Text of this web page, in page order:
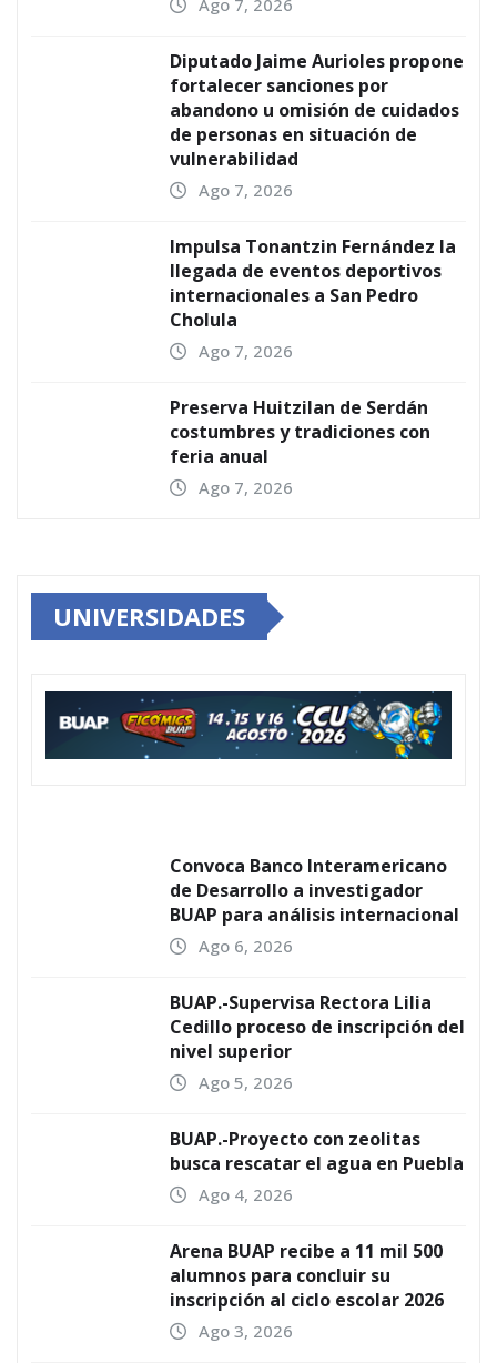
Ago 7, 2026
Diputado Jaime Aurioles propone
fortalecer sanciones por
abandono u omisión de cuidados
de personas en situación de
vulnerabilidad
Ago 7, 2026
Impulsa Tonantzin Fernández la
llegada de eventos deportivos
internacionales a San Pedro
Cholula
Ago 7, 2026
Preserva Huitzilan de Serdán
costumbres y tradiciones con
feria anual
Ago 7, 2026
UNIVERSIDADES
Convoca Banco Interamericano
de Desarrollo a investigador
BUAP para análisis internacional
Ago 6, 2026
BUAP.-Supervisa Rectora Lilia
Cedillo proceso de inscripción del
nivel superior
Ago 5, 2026
BUAP.-Proyecto con zeolitas
busca rescatar el agua en Puebla
Ago 4, 2026
Arena BUAP recibe a 11 mil 500
alumnos para concluir su
inscripción al ciclo escolar 2026
Ago 3, 2026